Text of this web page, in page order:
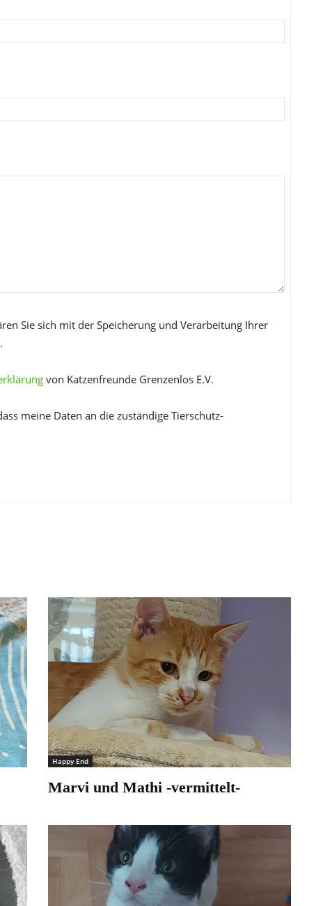
Sie sich mit der Speicherung und Verarbeitung Ihrer
von Katzenfreunde Grenzenlos E.V.
meine Daten an die zuständige Tierschutz-
Happy End
Marvi und Mathi -vermittelt-